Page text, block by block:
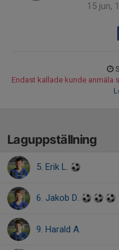
15 jun,
Endast kallade kunde anmäla
Laguppställning
5. Erik L.
6. Jakob D.
9. Harald A.